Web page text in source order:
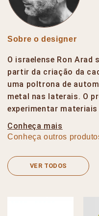
Sobre o designer
O israelense Ron Arad
partir da criação da
uma poltrona de
metal nas laterais. O
experimentar
Conheça mais
Conheça outros
VER TODOS